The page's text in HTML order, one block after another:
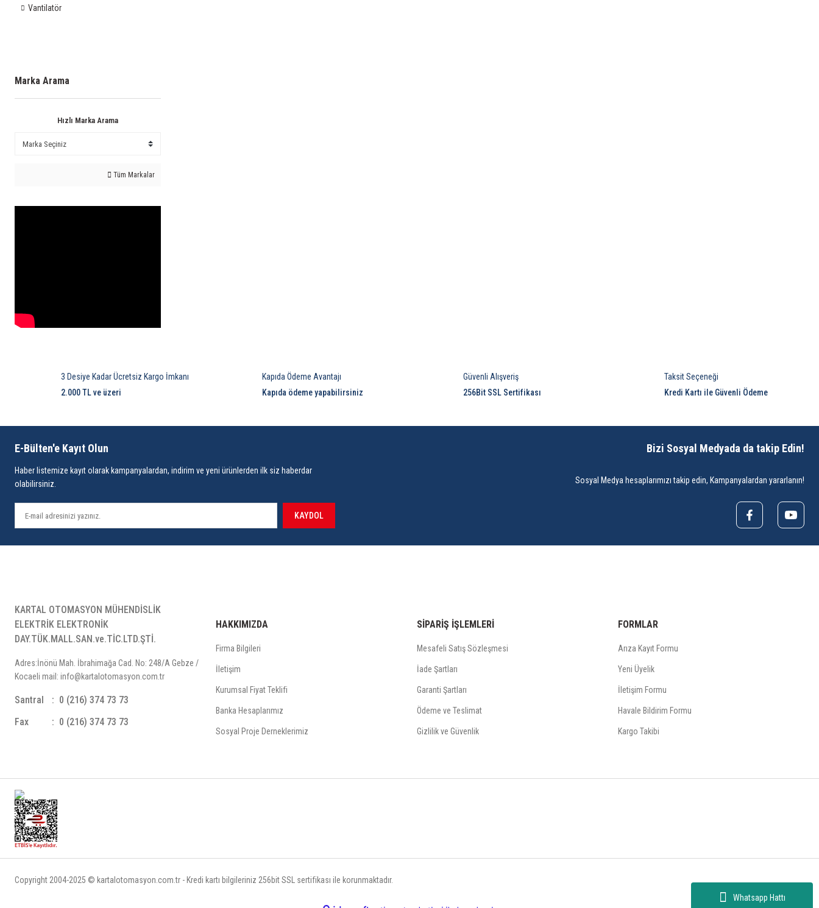
Whatsapp Hattı
Vantilatör
Marka Arama
Hızlı Marka Arama
Tüm Markalar
3 Desiye Kadar Ücretsiz Kargo İmkanı
2.000 TL ve üzeri
Kapıda Ödeme Avantajı
Kapıda ödeme yapabilirsiniz
Güvenli Alışveriş
256Bit SSL Sertifikası
Taksit Seçeneği
Kredi Kartı ile Güvenli Ödeme
E-Bülten'e Kayıt Olun
Haber listemize kayıt olarak kampanyalardan, indirim ve yeni ürünlerden ilk siz haberdar
olabilirsiniz.
KAYDOL
Bizi Sosyal Medyada da takip Edin!
Sosyal Medya hesaplarımızı takip edin, Kampanyalardan yararlanın!
KARTAL OTOMASYON MÜHENDİSLİK
ELEKTRİK ELEKTRONİK
DAY.TÜK.MALL.SAN.ve.TİC.LTD.ŞTİ.
Adres:İnönü Mah. İbrahimağa Cad. No: 248/A Gebze /
Kocaeli mail: info@kartalotomasyon.com.tr
Santral
0 (216) 374 73 73
Fax
0 (216) 374 73 73
HAKKIMIZDA
Firma Bilgileri
İletişim
Kurumsal Fiyat Teklifi
Banka Hesaplarımız
Sosyal Proje Derneklerimiz
SİPARİŞ İŞLEMLERİ
Mesafeli Satış Sözleşmesi
İade Şartları
Garanti Şartları
Ödeme ve Teslimat
Gizlilik ve Güvenlik
FORMLAR
Arıza Kayıt Formu
Yeni Üyelik
İletişim Formu
Havale Bildirim Formu
Kargo Takibi
Copyright 2004-2025 © kartalotomasyon.com.tr - Kredi kartı bilgileriniz 256bit SSL sertifikası ile korunmaktadır.